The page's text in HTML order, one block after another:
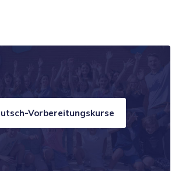
Vorbereitungskurse